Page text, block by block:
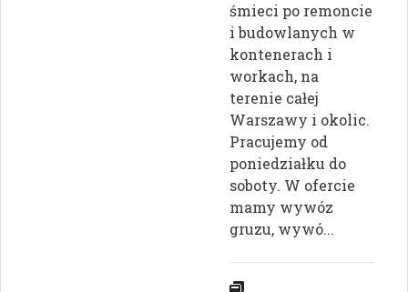
śmieci po remoncie
i budowlanych w
kontenerach i
workach, na
terenie całej
Warszawy i okolic.
Pracujemy od
poniedziałku do
soboty. W ofercie
mamy wywóz
gruzu, wywó...